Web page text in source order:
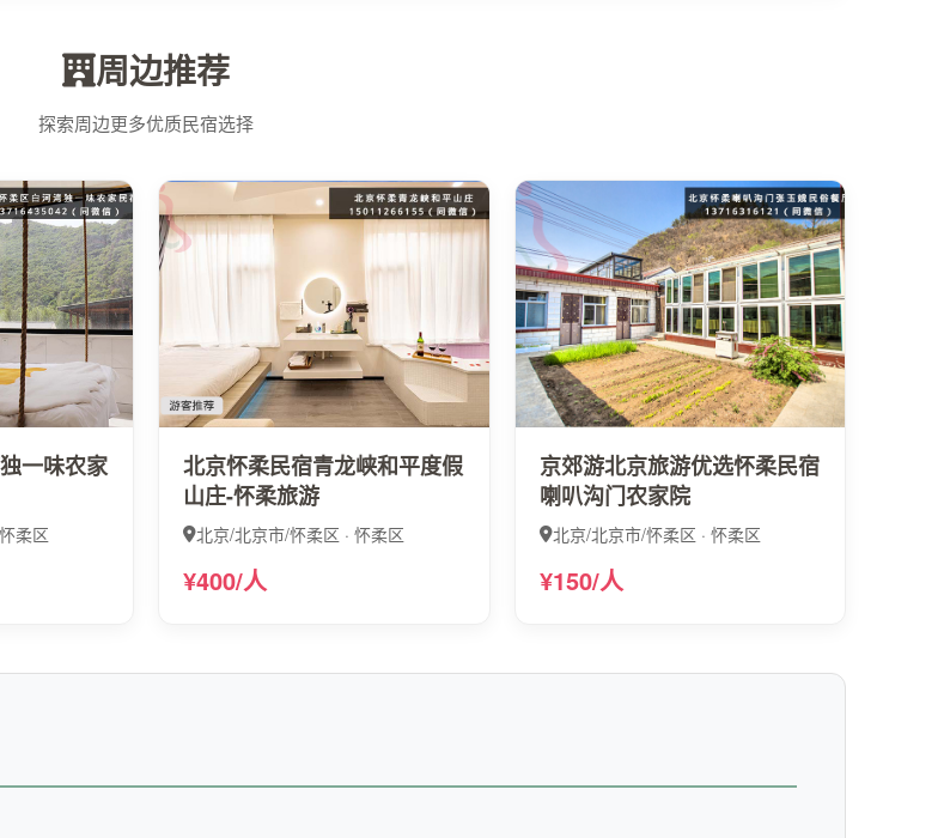
周边推荐
探索周边更多优质民宿选择
一味农家
柔区
北京怀柔民宿青龙峡和平度假
山庄-怀柔旅游
北京/北京市/怀柔区 · 怀柔区
¥400/人
京郊游北京旅游优选怀柔民宿
喇叭沟门农家院
北京/北京市/怀柔区 · 怀柔区
¥150/人